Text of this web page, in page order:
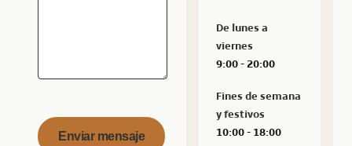
De lunes a
viernes
9:00 - 20:00
Fines de semana
y festivos
10:00 - 18:00